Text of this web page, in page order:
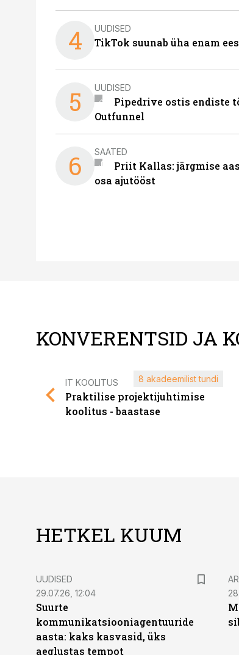
4 UUDISED
TikTok suunab üha enam
5 UUDISED
Pipedrive ostis endiste
Outfunnel
6 SAATED
Priit Kallas: järgmise
osa ajutööst
KONVERENTSID JA
IT KOOLITUS
Praktilise projektijuhtimise
koolitus - baastase
8 akadeemilist tundi
HETKEL KUUM
UUDISED
29.07.26, 12:04
Suurte
kommunikatsiooniagentuuride
aasta: kaks kasvasid, üks
aeglustas tempot